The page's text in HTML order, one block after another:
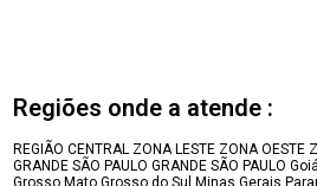
Regiões onde a atende :
REGIÃO CENTRAL ZONA LESTE ZONA OESTE
GRANDE SÃO PAULO GRANDE SÃO PAULO
Grosso Mato Grosso do Sul Minas Gerais